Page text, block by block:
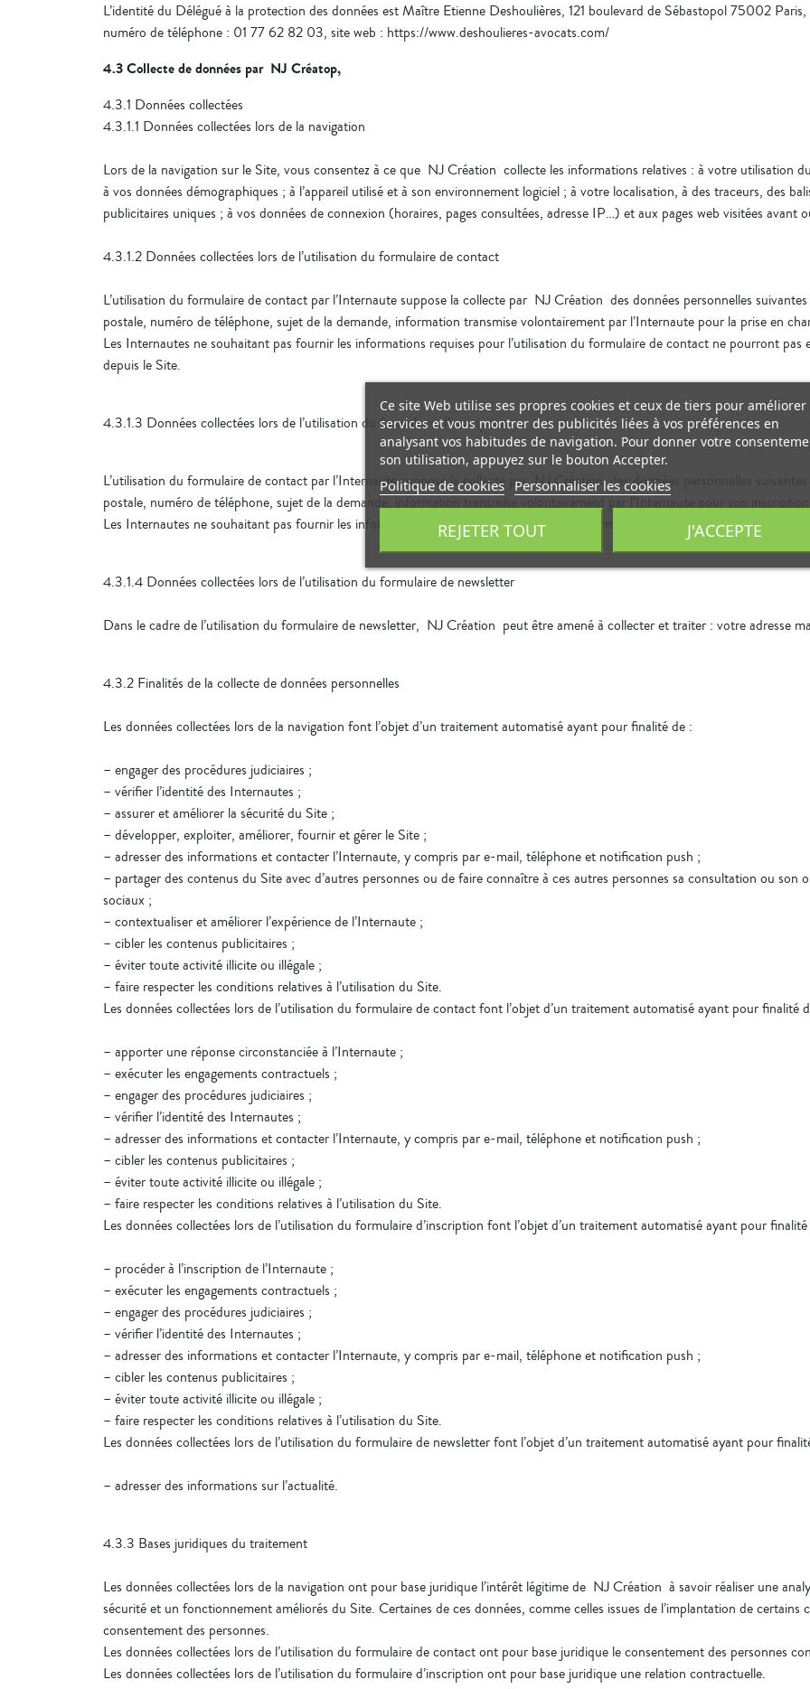
L’identité du Délégué à la protection des données est Maître Etienne Deshoulières, 121 boulevard de Sébastopol 75002
numéro de téléphone : 01 77 62 82 03, site web : https://www.deshoulieres-avocats.com/
4.3 Collecte de données par NJ Créatop,
4.3.1 Données collectées
4.3.1.1 Données collectées lors de la navigation
Lors de la navigation sur le Site, vous consentez à ce que NJ Création collecte les informations relatives : à votre utilisation
à vos données démographiques ; à l’appareil utilisé et à son environnement logiciel ; à votre localisation, à des traceurs, des
publicitaires uniques ; à vos données de connexion (horaires, pages consultées, adresse IP…) et aux pages web visitées avant
4.3.1.2 Données collectées lors de l’utilisation du formulaire de contact
L’utilisation du formulaire de contact par l’Internaute suppose la collecte par NJ Création des données personnelles
postale, numéro de téléphone, sujet de la demande, information transmise volontairement par l’Internaute pour la prise en
Les Internautes ne souhaitant pas fournir les informations requises pour l’utilisation du formulaire de contact ne pourront
depuis le Site.
4.3.1.3 Données collectées lors de l’utilisation du formulaire d’inscription
L’utilisation du formulaire de contact par l’Internaute suppose la collecte par NJ Création des données personnelles
postale, numéro de téléphone, sujet de la demande, information transmise volontairement par l’Internaute pour son inscription.
Les Internautes ne souhaitant pas fournir les informations requises pour l’utilisation du formulaire d’inscription ne pourront
4.3.1.4 Données collectées lors de l’utilisation du formulaire de newsletter
Dans le cadre de l’utilisation du formulaire de newsletter, NJ Création peut être amené à collecter et traiter : votre adresse
4.3.2 Finalités de la collecte de données personnelles
Les données collectées lors de la navigation font l’objet d’un traitement automatisé ayant pour finalité de :
– engager des procédures judiciaires ;
– vérifier l’identité des Internautes ;
– assurer et améliorer la sécurité du Site ;
– développer, exploiter, améliorer, fournir et gérer le Site ;
– adresser des informations et contacter l’Internaute, y compris par e-mail, téléphone et notification push ;
– partager des contenus du Site avec d’autres personnes ou de faire connaître à ces autres personnes sa consultation ou son
sociaux ;
– contextualiser et améliorer l’expérience de l’Internaute ;
– cibler les contenus publicitaires ;
– éviter toute activité illicite ou illégale ;
– faire respecter les conditions relatives à l’utilisation du Site.
Les données collectées lors de l’utilisation du formulaire de contact font l’objet d’un traitement automatisé ayant pour finalité
– apporter une réponse circonstanciée à l’Internaute ;
– exécuter les engagements contractuels ;
– engager des procédures judiciaires ;
– vérifier l’identité des Internautes ;
– adresser des informations et contacter l’Internaute, y compris par e-mail, téléphone et notification push ;
– cibler les contenus publicitaires ;
– éviter toute activité illicite ou illégale ;
– faire respecter les conditions relatives à l’utilisation du Site.
Les données collectées lors de l’utilisation du formulaire d’inscription font l’objet d’un traitement automatisé ayant pour
– procéder à l’inscription de l’Internaute ;
– exécuter les engagements contractuels ;
– engager des procédures judiciaires ;
– vérifier l’identité des Internautes ;
– adresser des informations et contacter l’Internaute, y compris par e-mail, téléphone et notification push ;
– cibler les contenus publicitaires ;
– éviter toute activité illicite ou illégale ;
– faire respecter les conditions relatives à l’utilisation du Site.
Les données collectées lors de l’utilisation du formulaire de newsletter font l’objet d’un traitement automatisé ayant pour
– adresser des informations sur l’actualité.
4.3.3 Bases juridiques du traitement
Les données collectées lors de la navigation ont pour base juridique l’intérêt légitime de NJ Création à savoir réaliser une
sécurité et un fonctionnement améliorés du Site. Certaines de ces données, comme celles issues de l’implantation de
consentement des personnes.
Les données collectées lors de l’utilisation du formulaire de contact ont pour base juridique le consentement des personnes
Les données collectées lors de l’utilisation du formulaire d’inscription ont pour base juridique une relation contractuelle.
Ce site Web utilise ses propres cookies et ceux de tiers pour améliorer
services et vous montrer des publicités liées à vos préférences en
analysant vos habitudes de navigation. Pour donner votre
son utilisation, appuyez sur le bouton Accepter.
Politique de cookies Personnaliser les cookies
REJETER TOUT J'ACCEPTE